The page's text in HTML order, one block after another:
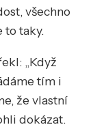
všechno
to taky.
„Když
tím i
že vlastní
dokázat.